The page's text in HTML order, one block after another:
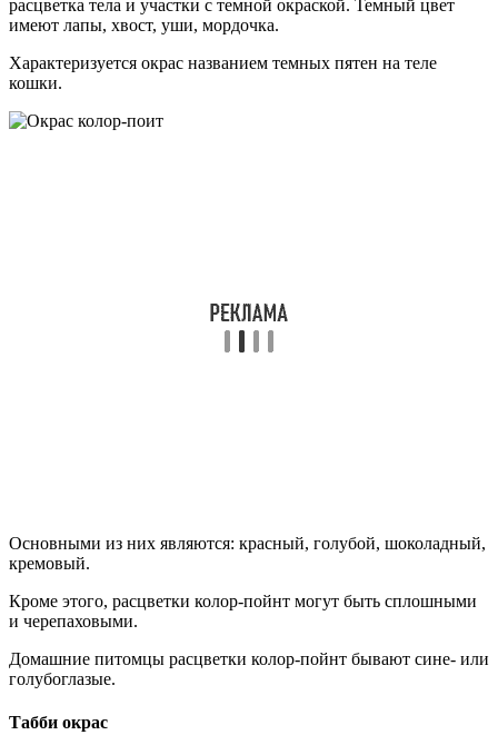
расцветка тела и участки с темной окраской. Темный цвет
имеют лапы, хвост, уши, мордочка.
Характеризуется окрас названием темных пятен на теле
кошки.
Основными из них являются: красный, голубой, шоколадный,
кремовый.
Кроме этого, расцветки колор-пойнт могут быть сплошными
и черепаховыми.
Домашние питомцы расцветки колор-пойнт бывают сине- или
голубоглазые.
Табби окрас